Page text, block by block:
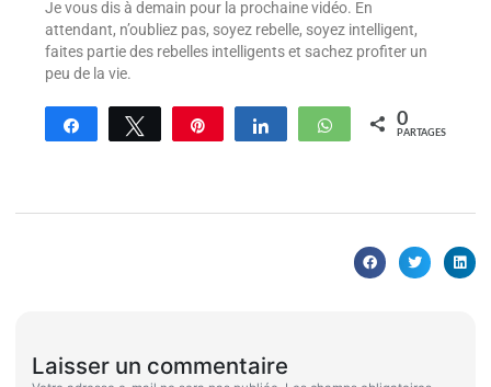
Je vous dis à demain pour la prochaine vidéo. En
attendant, n’oubliez pas, soyez rebelle, soyez intelligent,
faites partie des rebelles intelligents et sachez profiter un
peu de la vie.
Partagez Tweetez Enregistrer Partagez WhatsApp
0
PARTAGES
Laisser un commentaire